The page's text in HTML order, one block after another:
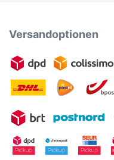
Versandoptionen